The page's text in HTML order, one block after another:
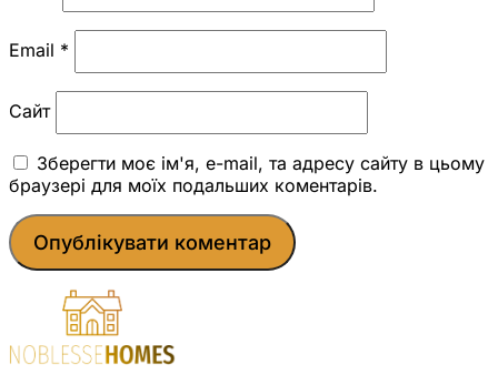
Email *
Сайт
Зберегти моє ім'я, e-mail, та адресу сайту в цьому
браузері для моїх подальших коментарів.